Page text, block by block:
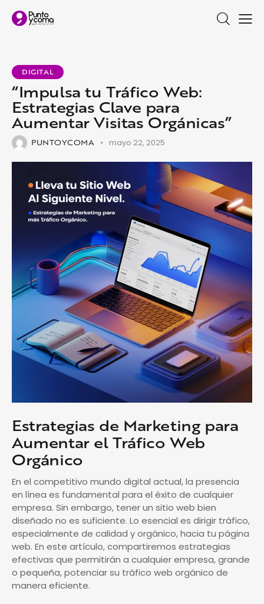
DIGITAL
“Impulsa tu Tráfico Web:
Estrategias Clave para
Aumentar Visitas Orgánicas”
PUNTOYCOMA mayo 22, 2025
Estrategias de Marketing para
Aumentar el Tráfico Web
Orgánico
En el competitivo mundo digital actual, la presencia
en línea es fundamental para el éxito de cualquier
empresa. Sin embargo, tener un sitio web bien
diseñado no es suficiente. Lo esencial es dirigir tráfico,
especialmente de calidad y orgánico, hacia tu página
web. En este artículo, compartiremos estrategias
efectivas que permitirán a cualquier empresa, grande
o pequeña, potenciar su tráfico web orgánico de
manera eficiente.